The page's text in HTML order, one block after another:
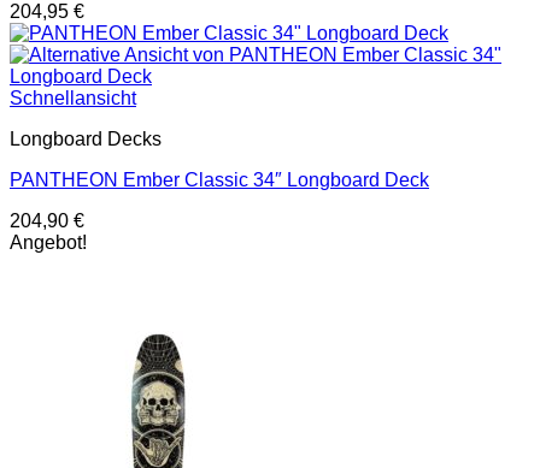
204,95 €
Schnellansicht
Longboard Decks
PANTHEON Ember Classic 34″ Longboard Deck
204,90 €
Angebot!